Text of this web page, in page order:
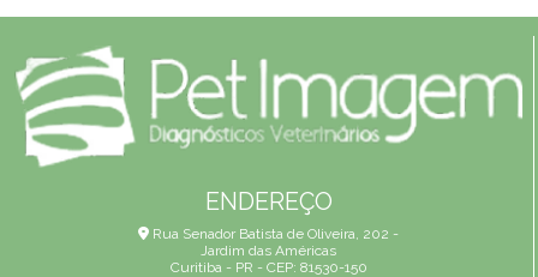
ENDEREÇO
Rua Senador Batista de Oliveira, 202 -
Jardim das Américas
Curitiba - PR - CEP: 81530-150